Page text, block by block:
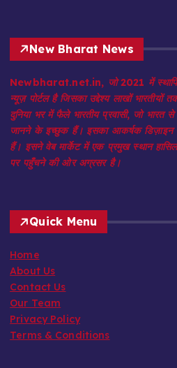
New Bharat News
न्यूज़ पोर्टल है जिसका उद्देश्य लाखों भारतीयों
दुनिया भर में फैले भारतीय प्रवासी, जो भारत
जानने के इच्छुक हैं। इसका आकर्षक डिज़ाइन
हैं। इसने वेब मार्केट में एक प्रमुख स्थान
पर पहुँचने की ओर अग्रसर है।
Quick Menu
About Us
Contact Us
Our Team
Privacy Policy
Terms & Conditions